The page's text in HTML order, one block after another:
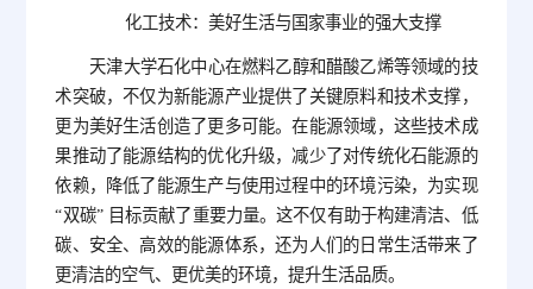
化工技术：美好生活与国家事业的强大支撑
天津大学石化中心在燃料乙醇和醋酸乙烯等领域的技
术突破，不仅为新能源产业提供了关键原料和技术支撑，
更为美好生活创造了更多可能。在能源领域，这些技术成
果推动了能源结构的优化升级，减少了对传统化石能源的
依赖，降低了能源生产与使用过程中的环境污染，为实现
“双碳” 目标贡献了重要力量。这不仅有助于构建清洁、低
碳、安全、高效的能源体系，还为人们的日常生活带来了
更清洁的空气、更优美的环境，提升生活品质。